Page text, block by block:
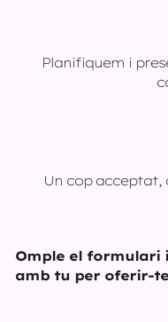
Planifiquem i
Un cop
Omple el formulari
amb tu per oferir-